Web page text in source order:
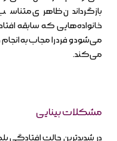
بازگرداندن ظاهری
خانواده‌هایی که سابقه
می‌شود و فرد را مجاب به
می‌کند.
مشکلات بینایی
در شدیدترین حالت